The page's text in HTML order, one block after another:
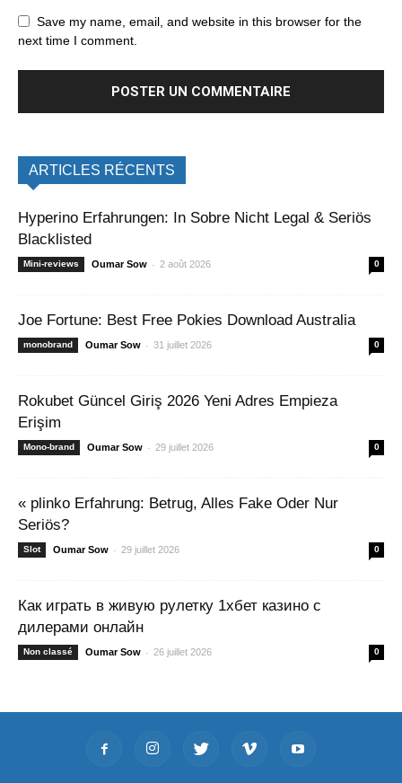
Save my name, email, and website in this browser for the
next time I comment.
ARTICLES RÉCENTS
Hyperino Erfahrungen: In Sobre Nicht Legal & Seriös
Blacklisted
Mini-reviews Oumar Sow - 2 août 2026 0
Joe Fortune: Best Free Pokies Download Australia
monobrand Oumar Sow - 31 juillet 2026 0
Rokubet Güncel Giriş 2026 Yeni Adres Empieza
Erişim
Mono-brand Oumar Sow - 29 juillet 2026 0
« plinko Erfahrung: Betrug, Alles Fake Oder Nur
Seriös?
Slot Oumar Sow - 29 juillet 2026 0
Как играть в живую рулетку 1хбет казино с
дилерами онлайн
Non classé Oumar Sow - 26 juillet 2026 0